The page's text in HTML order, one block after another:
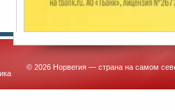
© 2026 Норвегия — страна на самом